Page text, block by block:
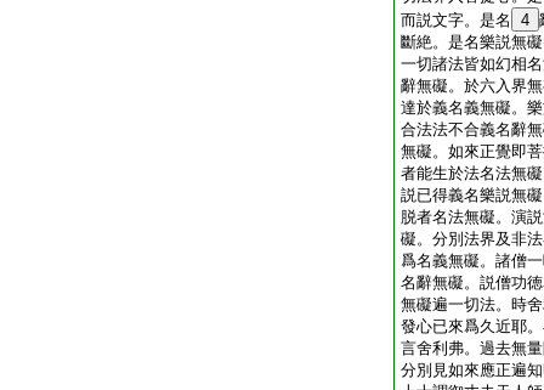
而説文字。是名
4
斷絶。是名樂説無
一切諸法皆如幻相
辭無礙。於六入界
達於義名義無礙。
合法法不合義名辭
無礙。如來正覺即
者能生於法名法無
説已得義名樂説無
脱者名法無礙。演
礙。分別法界及非
爲名義無礙。諸僧
名辭無礙。説僧功
無礙遍一切法。時
發心已來爲久近耶
言舍利弗。過去無
分別見如來應正遍